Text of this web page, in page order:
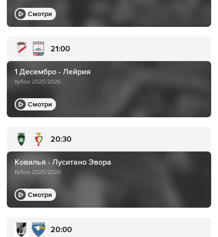
Смотри
21:00
1 Десембро - Лейрия
Кубок 2025/2026
Смотри
20:30
Ковилья - Луситано Эвора
Кубок 2025/2026
Смотри
20:00